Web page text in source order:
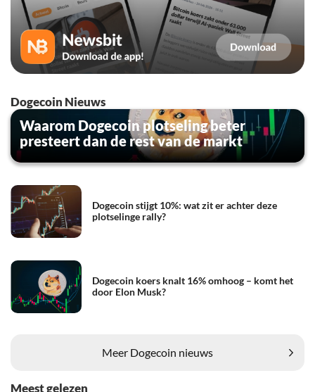
Dogecoin Nieuws
Waarom Dogecoin plotseling beter
presteert dan de rest van de markt
Dogecoin stijgt 10%: wat zit er achter deze
plotselinge rally?
Dogecoin koers knalt 16% omhoog – komt het
door Elon Musk?
Meer Dogecoin nieuws
Meest gelezen